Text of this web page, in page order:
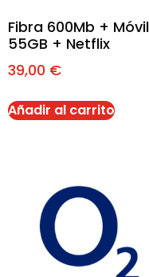
Fibra 600Mb + Móvil
55GB + Netflix
39,00 €
Añadir al carrito